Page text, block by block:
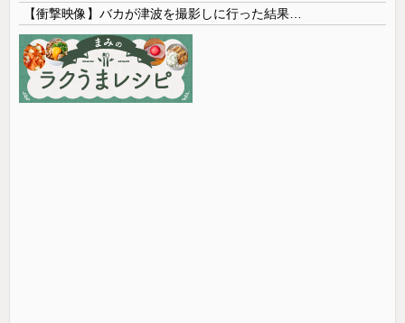
【衝撃映像】バカが津波を撮影しに行った結果…